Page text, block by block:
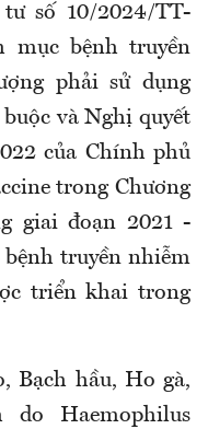
số 10/2024/TT-
mục bệnh truyền
phải sử dụng
và Nghị quyết
của Chính phủ
trong Chương
giai đoạn 2021 -
bệnh truyền nhiễm
triển khai trong
Bạch hầu, Ho gà,
Haemophilus